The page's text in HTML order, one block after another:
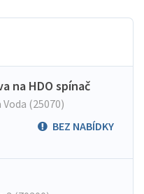
na HDO spínač
(25070)
BEZ NABÍDKY